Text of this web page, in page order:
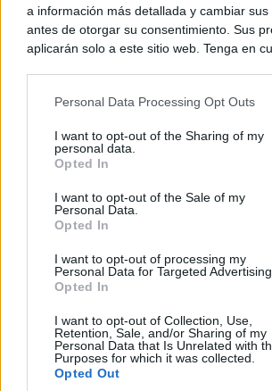
a información más detallada y cambiar
antes de otorgar su consentimiento. Sus
aplicarán solo a este sitio web. Tenga en
rechazar tal procesamiento. Puede
a este sitio y haciendo clic en el botón
parte inferior de la página web.
Please note that this website/app uses one
services and may gather and store
not limited to your visit or usage behaviour.
use your data for below specified purposes
consent section.
Personal Data Processing Opt Outs
I want to opt-out of the Sharing of my
personal data.
Opted In
I want to opt-out of the Sale of my
Personal Data.
Opted In
I want to opt-out of processing my
Personal Data for Targeted Advertising.
Opted In
I want to opt-out of Collection, Use,
Retention, Sale, and/or Sharing of my
Personal Data that Is Unrelated with
Purposes for which it was collected.
Opted Out
El truco contra la cal
Di adiós a la cal del baño con estos
Belleza indomable